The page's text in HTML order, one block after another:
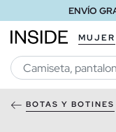
ENVÍO
MUJER
BOTAS Y BOTINES